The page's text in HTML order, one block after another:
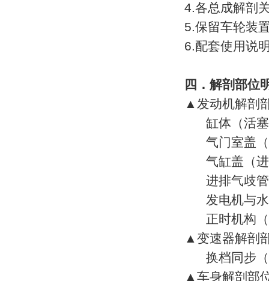
4.各总成解剖
5.保留车轮装
6.配套使用说
四．解剖部位
▲发动机解剖
缸体（活塞
气门室盖（
气缸盖（进
进排气歧管
发电机与水
正时机构（
▲变速器解剖
换档同步（
▲车身解剖部